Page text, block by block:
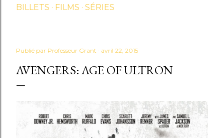
BILLETS FILMS SÉRIES
Publié par Professeur Grant avril 22, 2015
AVENGERS: AGE OF ULTRON